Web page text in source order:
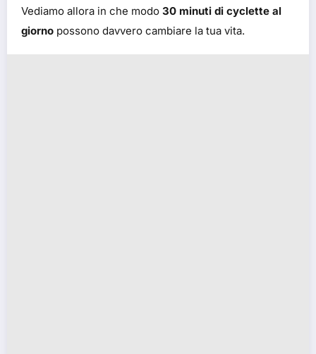
Vediamo allora in che modo 30 minuti di cyclette al
giorno possono davvero cambiare la tua vita.